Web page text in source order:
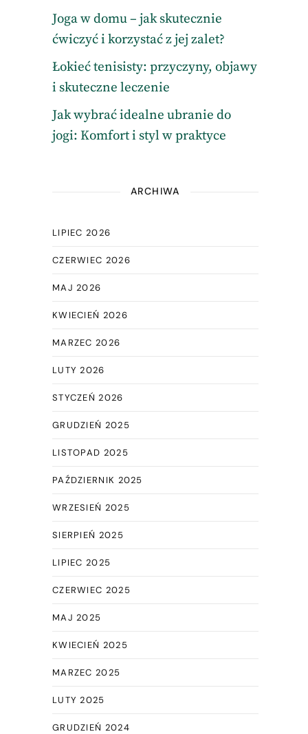
Joga w domu – jak skutecznie
ćwiczyć i korzystać z jej zalet?
Łokieć tenisisty: przyczyny, objawy
i skuteczne leczenie
Jak wybrać idealne ubranie do
jogi: Komfort i styl w praktyce
ARCHIWA
LIPIEC 2026
CZERWIEC 2026
MAJ 2026
KWIECIEŃ 2026
MARZEC 2026
LUTY 2026
STYCZEŃ 2026
GRUDZIEŃ 2025
LISTOPAD 2025
PAŹDZIERNIK 2025
WRZESIEŃ 2025
SIERPIEŃ 2025
LIPIEC 2025
CZERWIEC 2025
MAJ 2025
KWIECIEŃ 2025
MARZEC 2025
LUTY 2025
GRUDZIEŃ 2024